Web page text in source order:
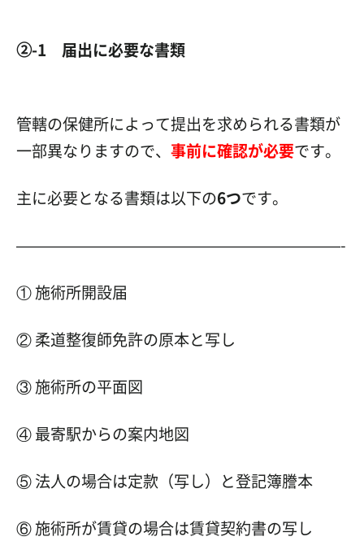
②-1 届出に必要な書類
管轄の保健所によって提出を求められる書類が
一部異なりますので、 事前に確認が必要です。
主に必要となる書類は以下の6つです。
—————————————————————-
① 施術所開設届
② 柔道整復師免許の原本と写し
③ 施術所の平面図
④ 最寄駅からの案内地図
⑤ 法人の場合は定款（写し）と登記簿謄本
⑥ 施術所が賃貸の場合は賃貸契約書の写し